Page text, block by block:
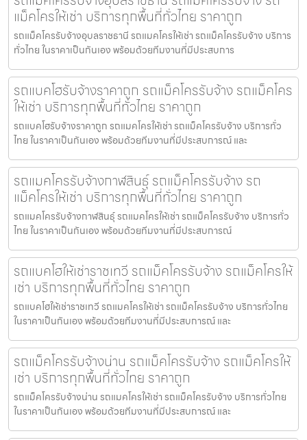
แม็คโครให้เช่า บริการทุกพื้นที่ทั่วไทย ราคาถูก
รถแม็คโครรับจ้างอุบลราชธานี รถแมคโครให้เช่า รถแม็คโครรับจ้าง บริการ
ทั่วไทย ในราคาเป็นกันเอง พร้อมด้วยทีมงานที่มีประสบการ
รถแบคโฮรับจ้างราคาถูก รถแม็คโครรับจ้าง รถแม็คโคร
ให้เช่า บริการทุกพื้นที่ทั่วไทย ราคาถูก
รถแบคโฮรับจ้างราคาถูก รถแมคโครให้เช่า รถแม็คโครรับจ้าง บริการทั่ว
ไทย ในราคาเป็นกันเอง พร้อมด้วยทีมงานที่มีประสบการณ์ และ
รถแมคโครรับจ้างกาฬสินธุ์ รถแม็คโครรับจ้าง รถ
แม็คโครให้เช่า บริการทุกพื้นที่ทั่วไทย ราคาถูก
รถแมคโครรับจ้างกาฬสินธุ์ รถแมคโครให้เช่า รถแม็คโครรับจ้าง บริการทั่ว
ไทย ในราคาเป็นกันเอง พร้อมด้วยทีมงานที่มีประสบการณ์
รถแบคโฮให้เช่าราชเทวี รถแม็คโครรับจ้าง รถแม็คโครให้
เช่า บริการทุกพื้นที่ทั่วไทย ราคาถูก
รถแบคโฮให้เช่าราชเทวี รถแมคโครให้เช่า รถแม็คโครรับจ้าง บริการทั่วไทย
ในราคาเป็นกันเอง พร้อมด้วยทีมงานที่มีประสบการณ์ และ
รถแม็คโครรับจ้างน่าน รถแม็คโครรับจ้าง รถแม็คโครให้
เช่า บริการทุกพื้นที่ทั่วไทย ราคาถูก
รถแม็คโครรับจ้างน่าน รถแมคโครให้เช่า รถแม็คโครรับจ้าง บริการทั่วไทย
ในราคาเป็นกันเอง พร้อมด้วยทีมงานที่มีประสบการณ์ และ